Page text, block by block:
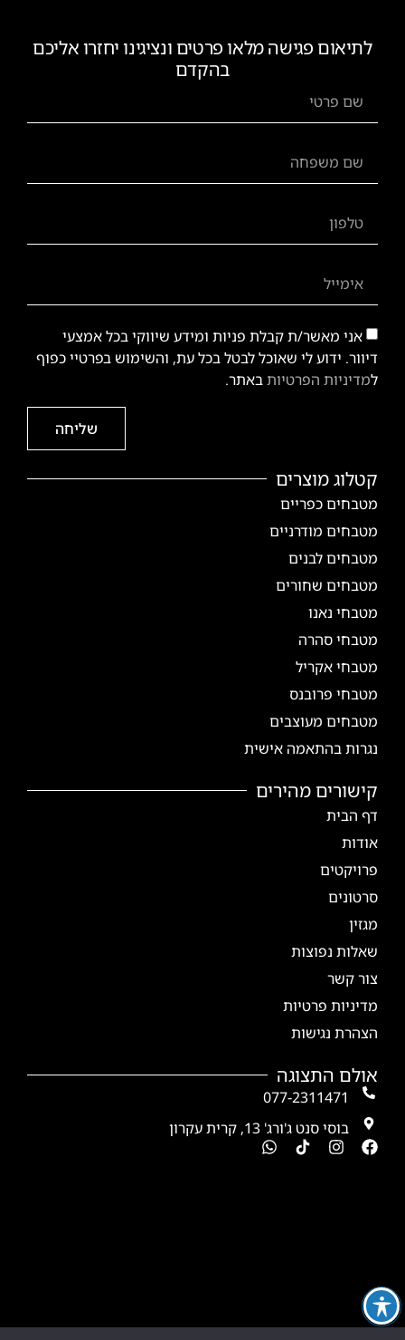
קטלוג מוצרים
מטבחים כפריים
מטבחים מודרניים
מטבחים לבנים
מטבחים שחורים
מטבחי נאנו
מטבחי סהרה
מטבחי אקריל
מטבחי פרובנס
מטבחים מעוצבים
נגרות בהתאמה אישית
קישורים מהירים
דף הבית
אודות
פרויקטים
סרטונים
מגזין
שאלות נפוצות
צור קשר
מדיניות פרטיות
הצהרת נגישות
אולם התצוגה
077-2311471
בוסי סנט ג'ורג' 13, קרית עקרון
לתיאום פגישה מלאו פרטים ונציגינו יחזרו אליכם
בהקדם
אני מאשר/ת קבלת פניות ומידע שיווקי בכל אמצעי
דיוור. ידוע לי שאוכל לבטל בכל עת, והשימוש בפרטיי כפוף
למדיניות הפרטיותבאתר.
שליחה